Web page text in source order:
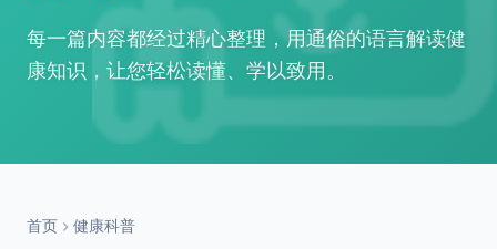
每一篇内容都经过精心整理，用通俗的语言解读健
康知识，让您轻松读懂、学以致用。
首页 健康科普